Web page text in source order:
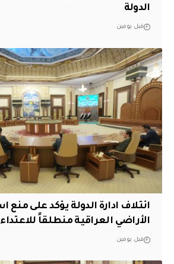
الدولة
قبل يومين
ائتلاف ادارة الدولة يؤكد على منع
الأراضي العراقية منطلقاً
قبل يومين